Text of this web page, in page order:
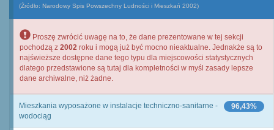
(Źródło: Narodowy Spis Powszechny Ludności i Mieszkań 2002)
Proszę zwrócić uwagę na to, że dane prezentowane w tej sekcji
pochodzą z 2002 roku i mogą już być mocno nieaktualne. Jednakże są to
najświeższe dostępne dane tego typu dla miejscowości statystycznych
dlatego przedstawione są tutaj dla kompletności w myśl zasady lepsze
dane archiwalne, niż żadne.
96,43%
Mieszkania wyposażone w instalacje techniczno-sanitarne -
wodociąg